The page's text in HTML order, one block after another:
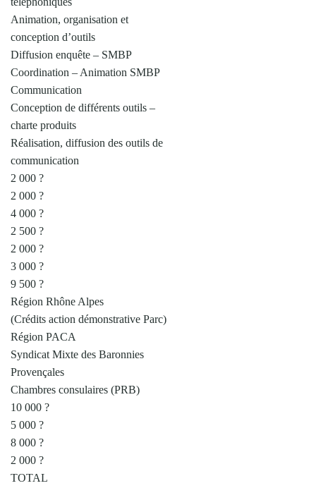
Animation, organisation et
conception d’outils
Diffusion enquête – SMBP
Coordination – Animation SMBP
Communication
Conception de différents outils –
charte produits
Réalisation, diffusion des outils de
communication
2 000 ?
2 000 ?
4 000 ?
2 500 ?
2 000 ?
3 000 ?
9 500 ?
Région Rhône Alpes
(Crédits action démonstrative Parc)
Région PACA
Syndicat Mixte des Baronnies
Provençales
Chambres consulaires (PRB)
10 000 ?
5 000 ?
8 000 ?
2 000 ?
TOTAL